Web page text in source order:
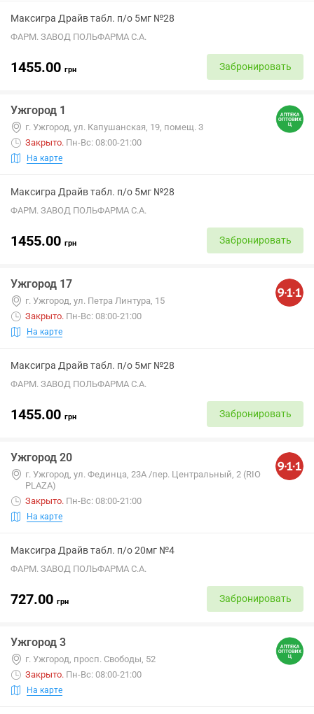
Максигра Драйв табл. п/о 5мг №28
ФАРМ. ЗАВОД ПОЛЬФАРМА С.А.
1455.00 грн Забронировать
Ужгород 1
г. Ужгород, ул. Капушанская, 19, помещ. 3
Закрыто. Пн-Вс: 08:00-21:00
На карте
Максигра Драйв табл. п/о 5мг №28
ФАРМ. ЗАВОД ПОЛЬФАРМА С.А.
1455.00 грн Забронировать
Ужгород 17
г. Ужгород, ул. Петра Линтура, 15
Закрыто. Пн-Вс: 08:00-21:00
На карте
Максигра Драйв табл. п/о 5мг №28
ФАРМ. ЗАВОД ПОЛЬФАРМА С.А.
1455.00 грн Забронировать
Ужгород 20
г. Ужгород, ул. Фединца, 23А /пер. Центральный, 2 (RIO
PLAZA)
Закрыто. Пн-Вс: 08:00-21:00
На карте
Максигра Драйв табл. п/о 20мг №4
ФАРМ. ЗАВОД ПОЛЬФАРМА С.А.
727.00 грн Забронировать
Ужгород 3
г. Ужгород, просп. Свободы, 52
Закрыто. Пн-Вс: 08:00-21:00
На карте